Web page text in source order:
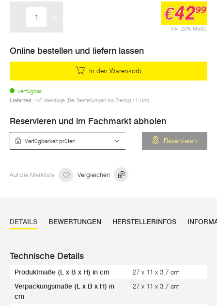
inkl. 20% MwSt.
€4299
Online bestellen und liefern lassen
In den Warenkorb
verfügbar
Lieferzeit: 1-2 Werktage (Bei Bestellungen bis Freitag 11 Uhr)
Reservieren und im Fachmarkt abholen
Reservieren
Auf die Merkliste Vergleichen
DETAILS BEWERTUNGEN HERSTELLERINFOS
Technische Details
Produktmaße (L x B x H) in cm 27 x 11 x 3,7 cm
Verpackungsmaße (L x B x H) in
cm
27 x 11 x 3,7 cm